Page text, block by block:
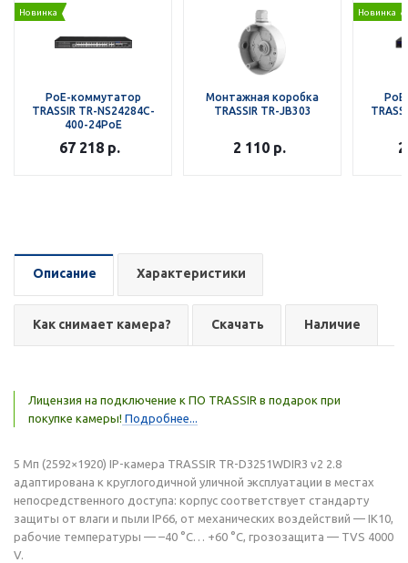
Новинка
РоЕ-коммутатор
TRASSIR TR-NS24284C-
400-24PoE
67 218 р.
Монтажная коробка
TRASSIR TR-JB303
2 110р.
Новинка
Описание Характеристики
Как снимает камера? Скачать Наличие
Лицензия на подключение к ПО TRASSIR в подарок при
покупке камеры! Подробнее...
5 Мп (2592×1920) IP-камера TRASSIR TR-D3251WDIR3 v2 2.8
адаптирована к круглогодичной уличной эксплуатации в местах
непосредственного доступа: корпус соответствует стандарту
защиты от влаги и пыли IP66, от механических воздействий — IK10,
рабочие температуры — –40 °C… +60 °C, грозозащита — TVS 4000
V.